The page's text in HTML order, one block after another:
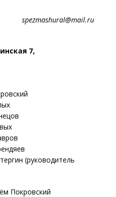
7,
(руководитель
Покровский